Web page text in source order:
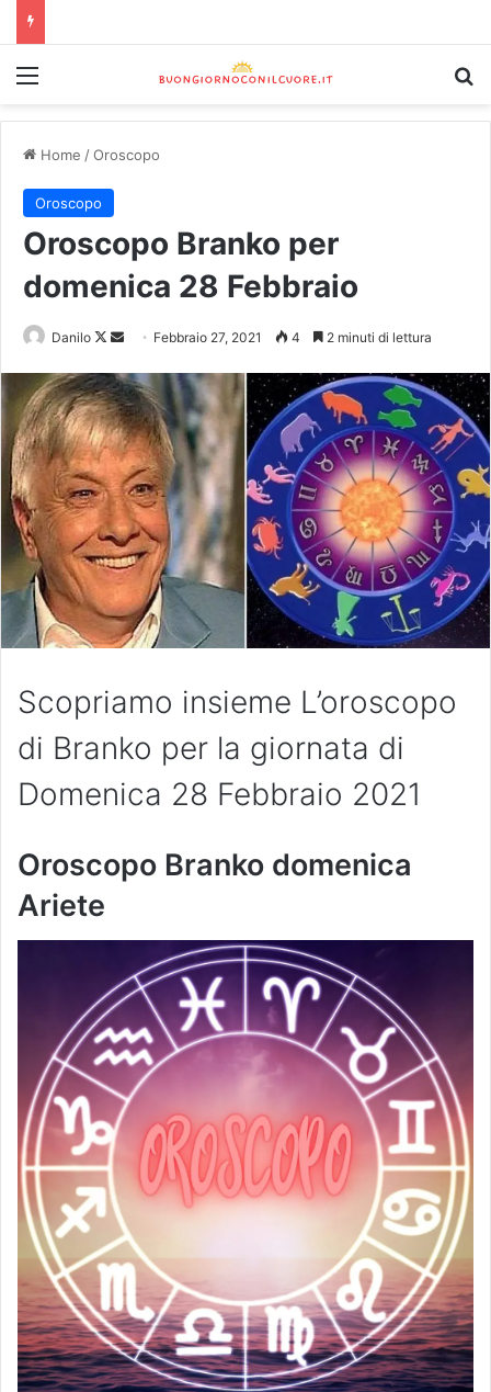
Home /Oroscopo
Oroscopo
Oroscopo Branko per
domenica 28 Febbraio
Danilo Febbraio 27, 2021 4 2 minuti di lettura
Scopriamo insieme L’oroscopo
di Branko per la giornata di
Domenica 28 Febbraio 2021
Oroscopo Branko domenica
Ariete